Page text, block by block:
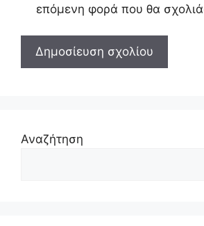
επόμενη φορά που θα
Αναζήτηση